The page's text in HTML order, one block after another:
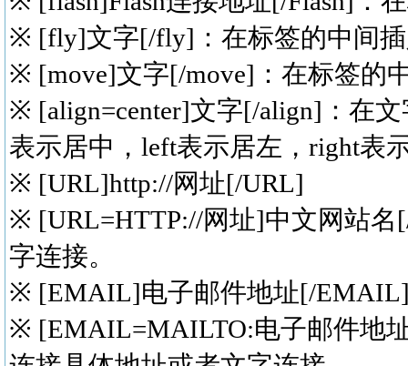
※ [fly]文字[/fly]：在标签的中间
※ [move]文字[/move]：在标签的
※ [align=center]文字[/align]：在
表示居中，left表示居左，right表
※ [URL]http://网址[/URL]
※ [URL=HTTP://网址]中文网站
字连接。
※ [EMAIL]电子邮件地址[/
※ [EMAIL=MAILTO:电子邮件地